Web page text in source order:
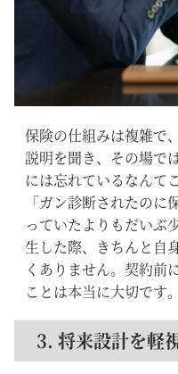
保険の仕組みは複雑で
説明を聞き、その場で
には忘れているなんて
「ガン診断されたの
っていたよりもだいぶ
生した際、きちんと自
くありません。契約前
ことは本当に大切です。
3. 将来設計を軽